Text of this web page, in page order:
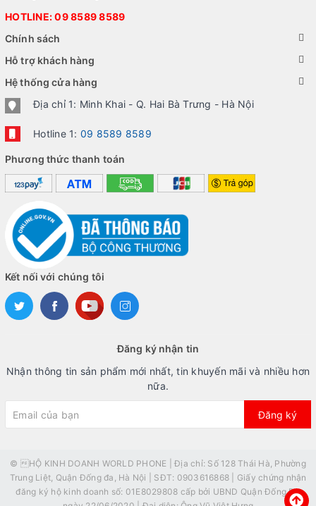
HOTLINE:09 8589 8589
Chính sách
Hỗ trợ khách hàng
Hệ thống cửa hàng
Địa chỉ 1: Minh Khai - Q. Hai Bà Trưng - Hà Nội
Hotline 1: 09 8589 8589
Phương thức thanh toán
Kết nối với chúng tôi
Đăng ký nhận tin
Nhận thông tin sản phẩm mới nhất, tin khuyến mãi và nhiều hơn
nữa.
Đăng ký
© HỘ KINH DOANH WORLD PHONE | Địa chỉ: Số 128 Thái Hà, Phường
Trung Liệt, Quận Đống đa, Hà Nội | SĐT: 0903616868 | Giấy chứng nhận
đăng ký hộ kinh doanh số: 01E8029808 cấp bởi UBND Quận Đống Đa